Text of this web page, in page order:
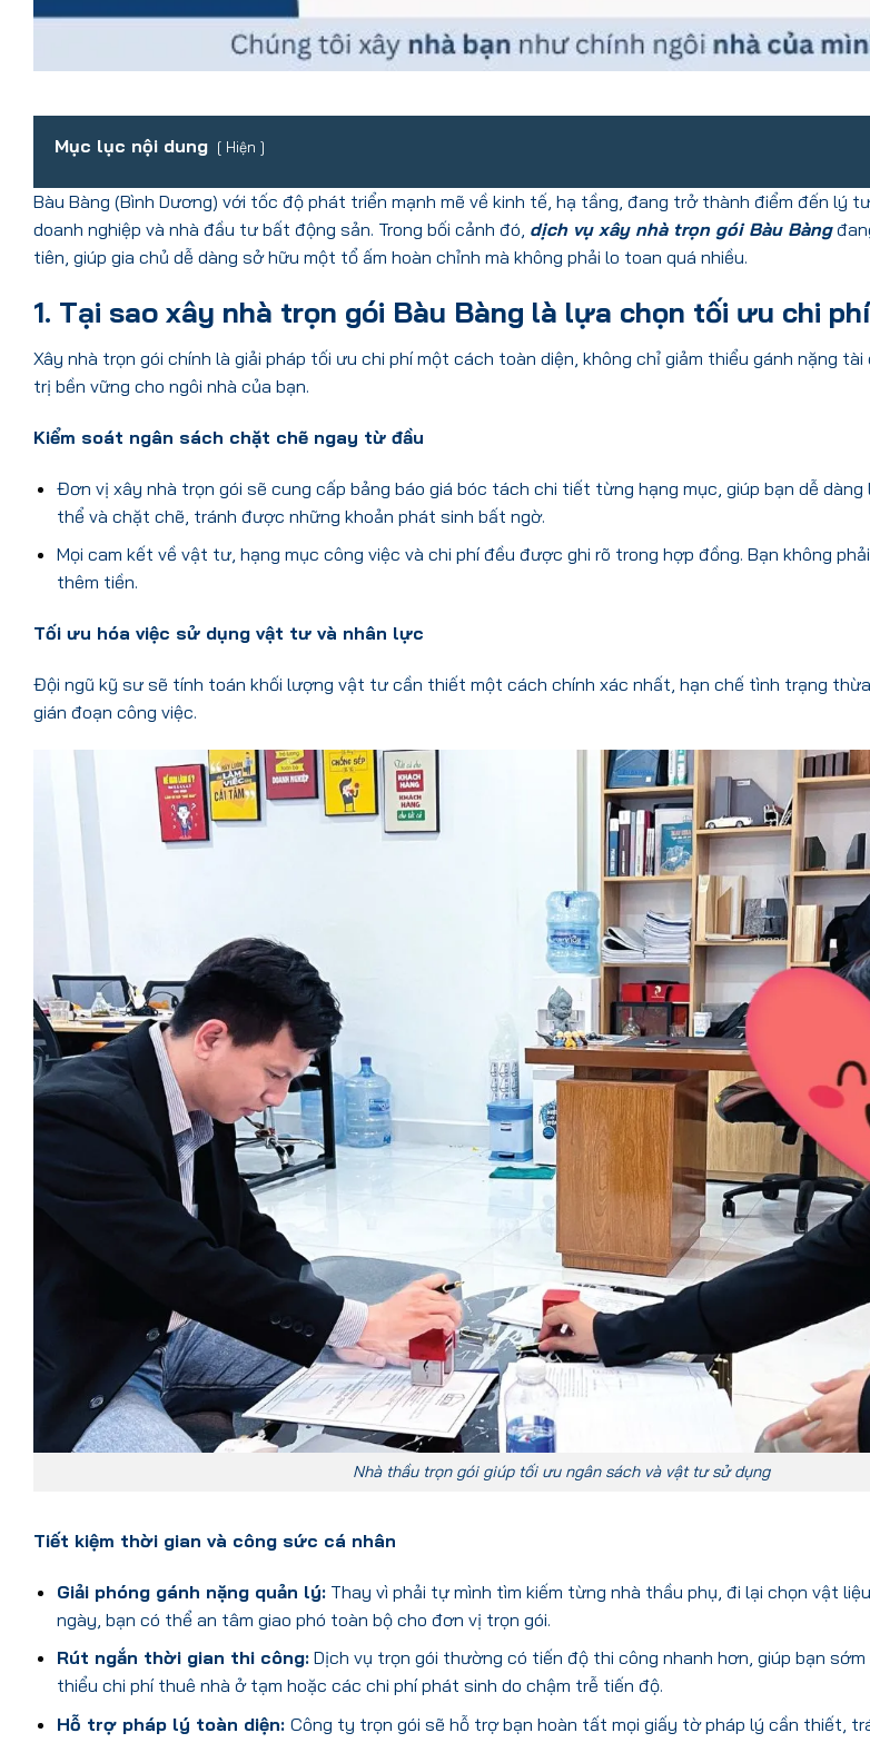
Mục lục nội dung Hiện
Bàu Bàng (Bình Dương) với tốc độ phát triển mạnh mẽ về kinh tế, hạ tầng, đang trở thành điểm đến lý
doanh nghiệp và nhà đầu tư bất động sản. Trong bối cảnh đó, dịch vụ xây nhà trọn gói Bàu Bàng
tiên, giúp gia chủ dễ dàng sở hữu một tổ ấm hoàn chỉnh mà không phải lo toan quá nhiều.
1. Tại sao xây nhà trọn gói Bàu Bàng là lựa chọn tối ưu chi
Xây nhà trọn gói chính là giải pháp tối ưu chi phí một cách toàn diện, không chỉ giảm thiểu gánh nặng tài
trị bền vững cho ngôi nhà của bạn.
Kiểm soát ngân sách chặt chẽ ngay từ đầu
Đơn vị xây nhà trọn gói sẽ cung cấp bảng báo giá bóc tách chi tiết từng hạng mục, giúp bạn dễ dàng
thể và chặt chẽ, tránh được những khoản phát sinh bất ngờ.
Mọi cam kết về vật tư, hạng mục công việc và chi phí đều được ghi rõ trong hợp đồng. Bạn không
thêm tiền.
Tối ưu hóa việc sử dụng vật tư và nhân lực
Đội ngũ kỹ sư sẽ tính toán khối lượng vật tư cần thiết một cách chính xác nhất, hạn chế tình trạng
gián đoạn công việc.
Nhà thầu trọn gói giúp tối ưu ngân sách và vật tư sử dụng
Tiết kiệm thời gian và công sức cá nhân
Giải phóng gánh nặng quản lý:Thay vì phải tự mình tìm kiếm từng nhà thầu phụ, đi lại chọn vật
ngày, bạn có thể an tâm giao phó toàn bộ cho đơn vị trọn gói.
Rút ngắn thời gian thi công:Dịch vụ trọn gói thường có tiến độ thi công nhanh hơn, giúp bạn
thiểu chi phí thuê nhà ở tạm hoặc các chi phí phát sinh do chậm trễ tiến độ.
Hỗ trợ pháp lý toàn diện: Công ty trọn gói sẽ hỗ trợ bạn hoàn tất mọi giấy tờ pháp lý cần thiết,